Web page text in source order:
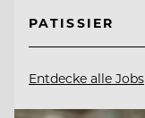
PATISSIER
Entdecke alle Jobs